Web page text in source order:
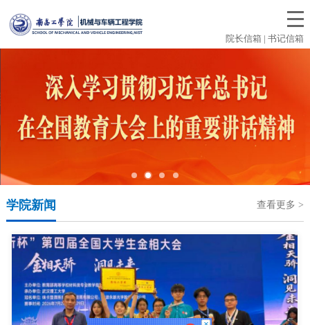
院长信箱 | 书记信箱
学院新闻 查看更多 >